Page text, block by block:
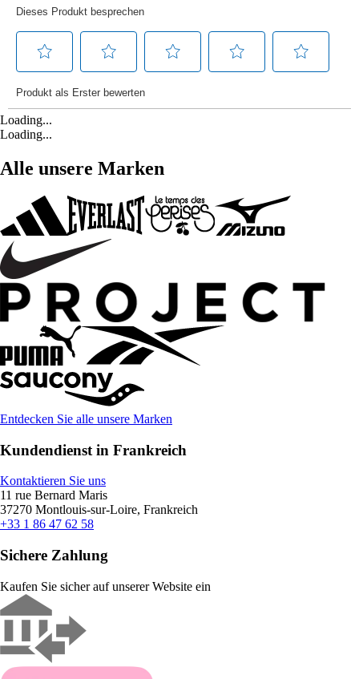
Loading...
Loading...
Alle unsere Marken
Entdecken Sie alle unsere Marken
Kundendienst in Frankreich
Kontaktieren Sie uns
11 rue Bernard Maris
37270 Montlouis-sur-Loire, Frankreich
+33 1 86 47 62 58
Sichere Zahlung
Kaufen Sie sicher auf unserer Website ein